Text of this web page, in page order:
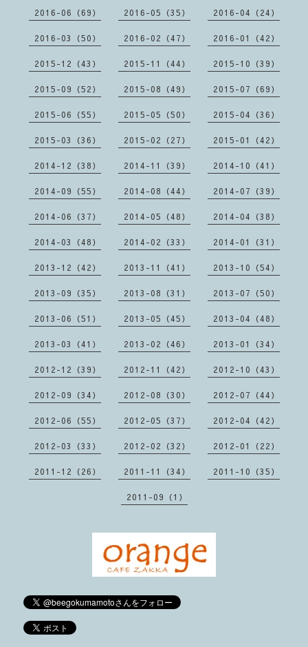
2016-06（69） 2016-05（35） 2016-04（24）
2016-03（50） 2016-02（47） 2016-01（42）
2015-12（43） 2015-11（44） 2015-10（39）
2015-09（52） 2015-08（49） 2015-07（69）
2015-06（55） 2015-05（50） 2015-04（36）
2015-03（36） 2015-02（27） 2015-01（42）
2014-12（38） 2014-11（39） 2014-10（41）
2014-09（55） 2014-08（44） 2014-07（39）
2014-06（37） 2014-05（48） 2014-04（38）
2014-03（48） 2014-02（33） 2014-01（31）
2013-12（42） 2013-11（41） 2013-10（54）
2013-09（35） 2013-08（31） 2013-07（50）
2013-06（51） 2013-05（45） 2013-04（48）
2013-03（41） 2013-02（46） 2013-01（34）
2012-12（39） 2012-11（42） 2012-10（43）
2012-09（34） 2012-08（30） 2012-07（44）
2012-06（55） 2012-05（37） 2012-04（42）
2012-03（33） 2012-02（32） 2012-01（22）
2011-12（26） 2011-11（34） 2011-10（35）
2011-09（1）